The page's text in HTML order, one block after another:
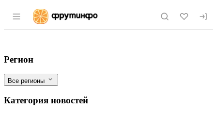
Раздел навигации по сайту fruitinfo.ru
В Смоленской области Управление
Фильтры
Регион
Все регионы
Категория новостей